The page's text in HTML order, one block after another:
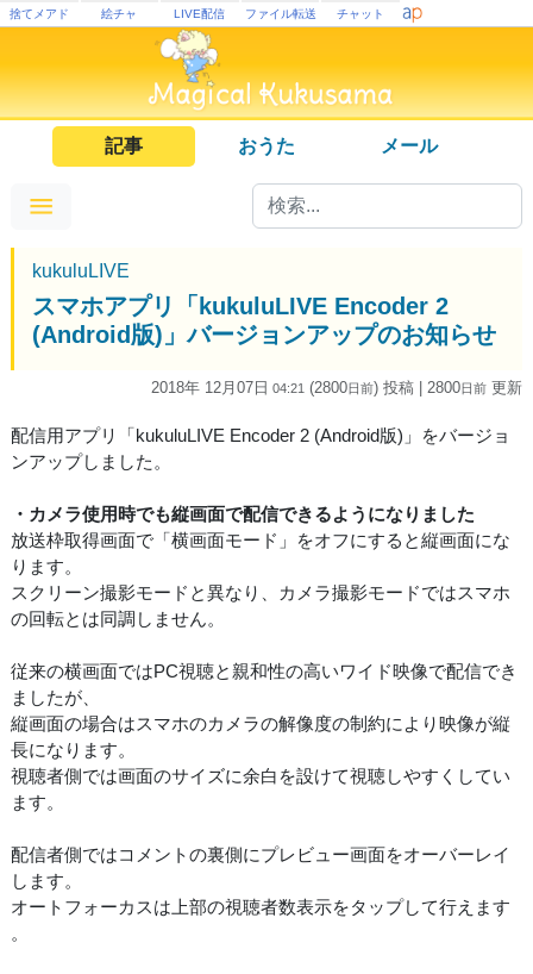
捨てメアド 絵チャ LIVE配信 ファイル転送 チャット
記事 おうた メール
kukuluLIVE
スマホアプリ「kukuluLIVE Encoder 2
(Android版)」バージョンアップのお知らせ
2018年 12月07日 04:21 (2800日前) 投稿 | 2800日前 更新
配信用アプリ「kukuluLIVE Encoder 2 (Android版)」をバージョ
ンアップしました。
・カメラ使用時でも縦画面で配信できるようになりました
放送枠取得画面で「横画面モード」をオフにすると縦画面にな
ります。
スクリーン撮影モードと異なり、カメラ撮影モードではスマホ
の回転とは同調しません。
従来の横画面ではPC視聴と親和性の高いワイド映像で配信でき
ましたが、
縦画面の場合はスマホのカメラの解像度の制約により映像が縦
長になります。
視聴者側では画面のサイズに余白を設けて視聴しやすくしてい
ます。
配信者側ではコメントの裏側にプレビュー画面をオーバーレイ
します。
オートフォーカスは上部の視聴者数表示をタップして行えます
。